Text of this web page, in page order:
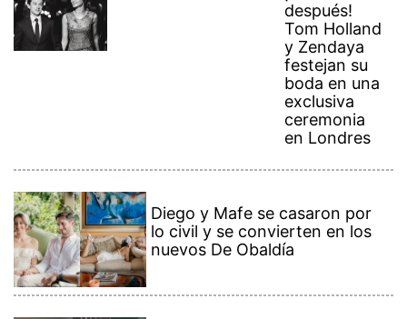
después!
Tom Holland
y Zendaya
festejan su
boda en una
exclusiva
ceremonia
en Londres
Diego y Mafe se casaron por
lo civil y se convierten en los
nuevos De Obaldía